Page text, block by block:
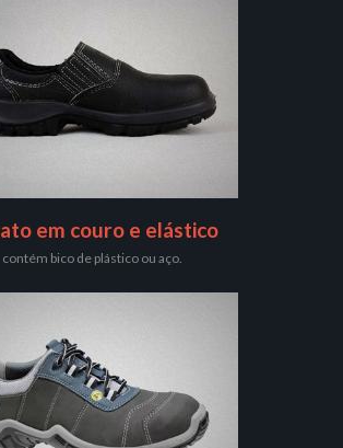
em couro e elástico
contém bico de plástico ou aço.